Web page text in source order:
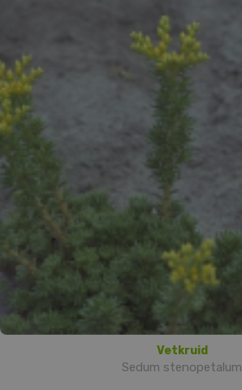
Vetkruid
Sedum stenopetalum